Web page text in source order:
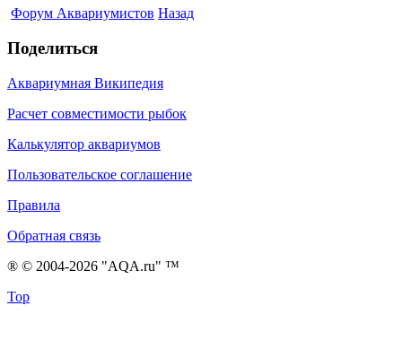
Форум Аквариумистов Назад
Поделиться
Аквариумная Википедия
Расчет совместимости рыбок
Калькулятор аквариумов
Пользовательское соглашение
Правила
Обратная связь
® © 2004-2026 "AQA.ru" ™
Top